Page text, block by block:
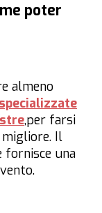
poter
almeno
,per farsi
Il
una